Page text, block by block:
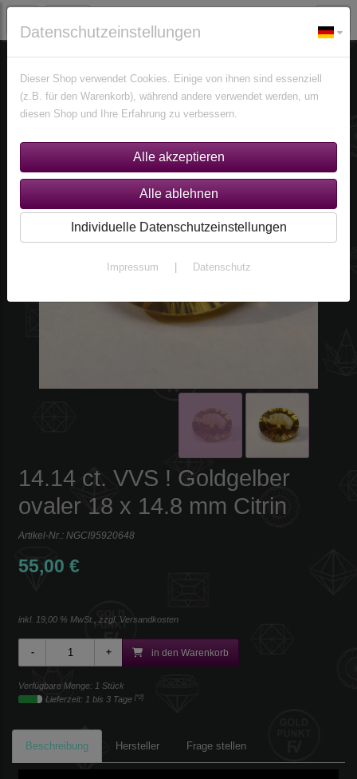
Edelsteine Citrine
14.14 ct. VVS ! Goldgelber
ovaler 18 x 14.8 mm Citrin
Artikel-Nr.: NGCI95920648
55,00 €
inkl. 19,00 % MwSt., zzgl. Versandkosten
in den Warenkorb
Verfügbare Menge: 1 Stück
Lieferzeit: 1 bis 3 Tage [*2]
Beschreibung Hersteller Frage stellen
Datenschutzeinstellungen
Dieser Shop verwendet Cookies. Einige von ihnen sind essenziell
(z.B. für den Warenkorb), während andere verwendet werden, um
diesen Shop und Ihre Erfahrung zu verbessern.
Individuelle Datenschutzeinstellungen
Impressum Datenschutz